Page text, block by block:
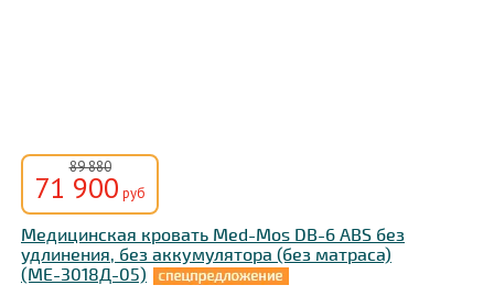
89 880
71 900 руб
Медицинская кровать Med-Mos DB-6 ABS без
удлинения, без аккумулятора (без матраса)
(МЕ-3018Д-05)